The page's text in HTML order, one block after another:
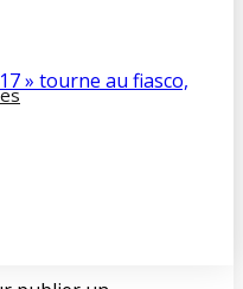
du nouveau
» tourne au fiasco,